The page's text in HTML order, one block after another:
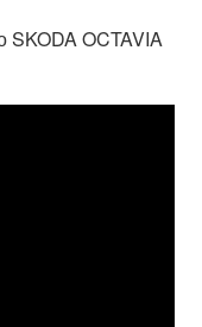
SKODA OCTAVIA